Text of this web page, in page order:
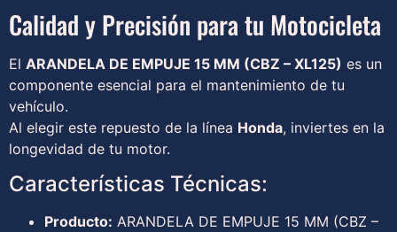
Calidad y Precisión para tu Motocicleta
El ARANDELA DE EMPUJE 15 MM (CBZ – XL125) es un
componente esencial para el mantenimiento de tu
vehículo.
Al elegir este repuesto de la línea Honda, inviertes en la
longevidad de tu motor.
Características Técnicas:
Producto: ARANDELA DE EMPUJE 15 MM (CBZ –